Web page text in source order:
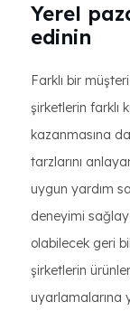
Yerel
edinin
Farklı bir
şirketlerin farklı
kazanmasına
tarzlarını
uygun yardım
deneyimi
olabilecek geri
şirketlerin
uyarlamalarına